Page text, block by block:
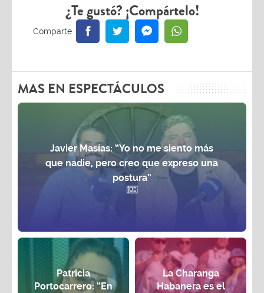
¿Te gustó? ¡Compártelo!
MAS EN ESPECTÁCULOS
Javier Masías: “Yo no me siento más
que nadie, pero creo que expreso una
postura”
Patricia
Portocarrero: “En
La Charanga
Habanera es el